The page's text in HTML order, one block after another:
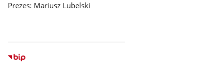
Prezes: Mariusz Lubelski